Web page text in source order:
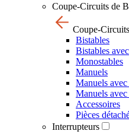
Coupe-Circuits de
Coupe-
Bistables
Bistables
Monostables
Manuels
Manuels
Manuels
Accessoires
Pièces
Interrupteurs